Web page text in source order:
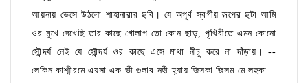
আয়নায় ভেসে উঠলো শাহানারার ছবি। যে অপূর্ব স্বর্গীয় রূপের ছটা আমি
ওর মুখে দেখেছি তার কাছে গোলাপ তো কোন ছাড়, পৃথিবীতে এমন কোনো
সৌন্দর্য নেই যে সৌন্দর্য ওর কাছে এসে মাথা নীচু করে না দাঁড়ায়। --
লেকিন কাশ্মীরমে এয়সা এক ভী গুলাব নহী হ্যায় জিসকা জিসম মে লহুকা...